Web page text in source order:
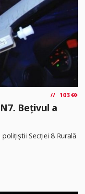
103
Bețivul a
Secției 8 Rurală